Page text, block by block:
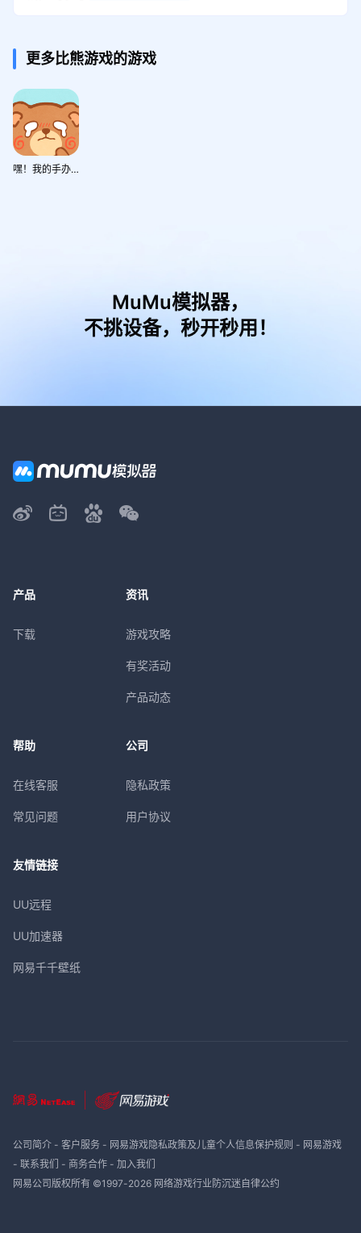
更多比熊游戏的游戏
嘿！我的手办做好了吗
MuMu模拟器，
不挑设备，秒开秒用！
产品
下载
资讯
游戏攻略
有奖活动
产品动态
帮助
在线客服
常见问题
公司
隐私政策
用户协议
友情链接
UU远程
UU加速器
网易千千壁纸
公司简介- 客户服务- 网易游戏隐私政策及儿童个人信息保护规则 - 网易游戏
- 联系我们 - 商务合作- 加入我们
网易公司版权所有 ©1997-2026 网络游戏行业防沉迷自律公约